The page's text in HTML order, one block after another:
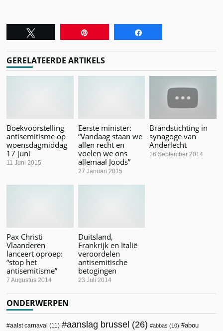
GERELATEERDE ARTIKELS
Boekvoorstelling
antisemitisme op
woensdagmiddag
17 juni
11 Juni 2015
Eerste minister:
“Vandaag staan we
allen recht en
voelen we ons
allemaal Joods”
27 Januari 2015
Brandstichting in
synagoge van
Anderlecht
16 September 2014
Pax Christi
Vlaanderen
lanceert oproep:
“stop het
antisemitisme”
7 Augustus 2014
Duitsland,
Frankrijk en Italië
veroordelen
antisemitische
betogingen
23 Juli 2014
ONDERWERPEN
aalst carnaval (11) aanslag brussel (26) abbas (10)
abou